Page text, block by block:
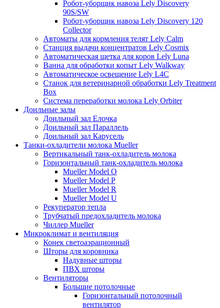
Робот-уборщик навоза Lely Discovery
90S/SW
Робот-уборщик навоза Lely Discovery 120
Collector
Автоматы для кормления телят Lely Calm
Станция выдачи концентратов Lely Cosmix
Автоматическая щетка для коров Lely Luna
Ванна для обработки копыт Lely Walkway
Автоматическое освещение Lely L4C
Станок для ветеринарной обработки Lely Treatment
Box
Система переработки молока Lely Orbiter
Доильные залы
Доильный зал Елочка
Доильный зал Параллель
Доильный зал Карусель
Танки-охладители молока Mueller
Вертикальный танк-охладитель молока
Горизонтальный танк-охладитель молока
Mueller Model O
Mueller Model P
Mueller Model R
Mueller Model U
Рекуператор тепла
Трубчатый предохладитель молока
Чиллер Mueller
Микроклимат и вентиляция
Конек светоаэрационный
Шторы для коровника
Надувные шторы
ПВХ шторы
Вентиляторы
Большие потолочные
Горизонтальный потолочный
вентилятор